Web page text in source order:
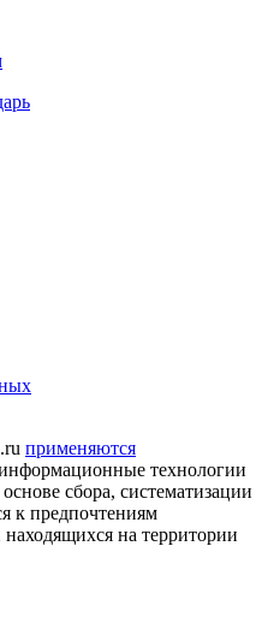
применяются
технологии
сбора, систематизации
к предпочтениям
находящихся на территории